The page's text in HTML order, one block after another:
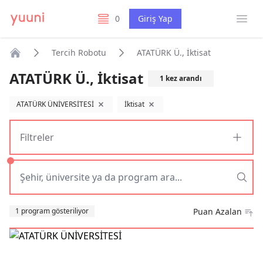
0
listelerim Giriş Yap
Tercih Robotu ATATÜRK Ü., İktisat
ATATÜRK Ü., İktisat 1 kez arandı
ATATÜRK ÜNİVERSİTESİ filtreyi kaldır
İktisat filtreyi kaldır
Filtreler
1 program gösteriliyor Puan Azalan